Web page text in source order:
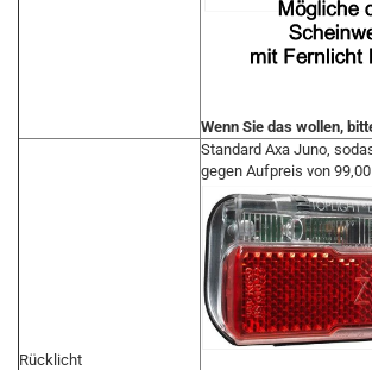
Wenn Sie das wollen,
Rücklicht
Standard Axa Juno,
gegen Aufpreis von